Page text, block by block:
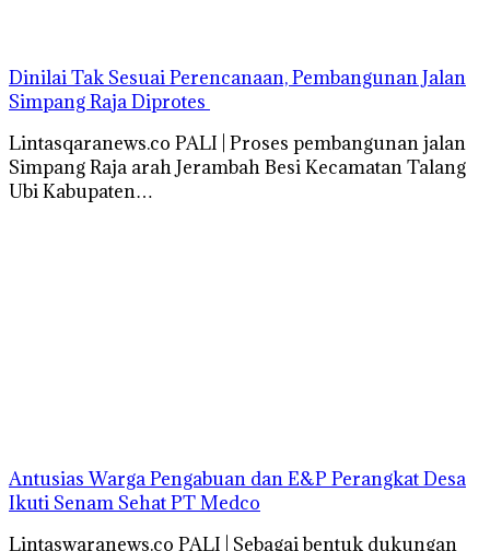
Dinilai Tak Sesuai Perencanaan, Pembangunan Jalan
Simpang Raja Diprotes
Lintasqaranews.co PALI | Proses pembangunan jalan
Simpang Raja arah Jerambah Besi Kecamatan Talang
Ubi Kabupaten…
Antusias Warga Pengabuan dan E&P Perangkat Desa
Ikuti Senam Sehat PT Medco
Lintaswaranews.co PALI | Sebagai bentuk dukungan